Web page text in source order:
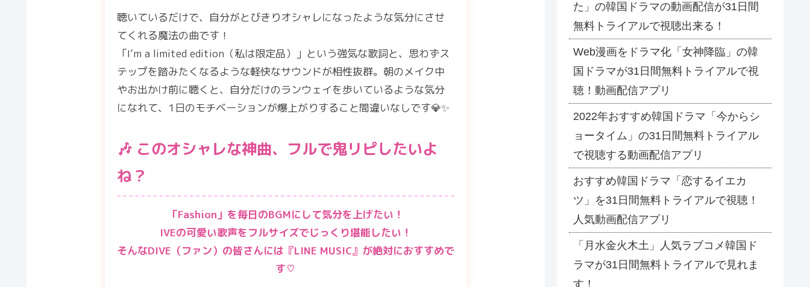
聴いているだけで、自分がとびきりオシャレになったような気分にさせ
てくれる魔法の曲です！
「I’m a limited edition（私は限定品）」という強気な歌詞と、思わずス
テップを踏みたくなるような軽快なサウンドが相性抜群。朝のメイク中
やお出かけ前に聴くと、自分だけのランウェイを歩いているような気分
になれて、1日のモチベーションが爆上がりすること間違いなしです💎✨
🎶 このオシャレな神曲、フルで鬼リピしたいよ
ね？
「Fashion」を毎日のBGMにして気分を上げたい！
IVEの可愛い歌声をフルサイズでじっくり堪能したい！
そんなDIVE（ファン）の皆さんには 『LINE MUSIC』 が絶対におすすめで
す♡
た」の韓国ドラマの動画配信が31日間
無料トライアルで視聴出来る！
Web漫画をドラマ化「女神降臨」の韓
国ドラマが31日間無料トライアルで視
聴！動画配信アプリ
2022年おすすめ韓国ドラマ「今からシ
ョータイム」の31日間無料トライアル
で視聴する動画配信アプリ
おすすめ韓国ドラマ「恋するイエカ
ツ」を31日間無料トライアルで視聴！
人気動画配信アプリ
「月水金火木土」人気ラブコメ韓国ド
ラマが31日間無料トライアルで見れま
す！